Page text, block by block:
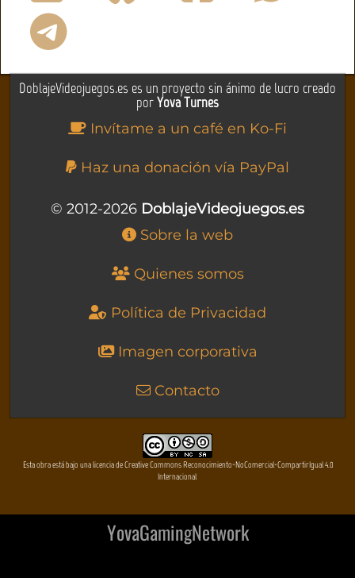
DoblajeVideojuegos.es es un proyecto sin ánimo de lucro creado
porYova Turnes
Invítame a un café en Ko-Fi
Haz una donación vía PayPal
© 2012-2026 DoblajeVideojuegos.es
Sobre la web
Quienes somos
Política de Privacidad
Imagen corporativa
Contacto
Esta obra está bajo una licencia de Creative Commons Reconocimiento-NoComercial-CompartirIgual 4.0
Internacional
YovaGamingNetwork